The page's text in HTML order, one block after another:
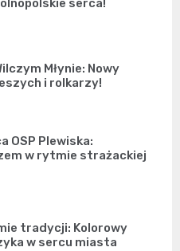
serca!
Młynie: Nowy
i rolkarzy!
OSP Plewiska:
w rytmie strażackiej
tradycji: Kolorowy
w sercu miasta